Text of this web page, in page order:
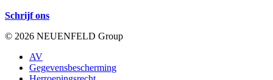
Schrijf ons
© 2026 NEUENFELD Group
AV
Gegevensbescherming